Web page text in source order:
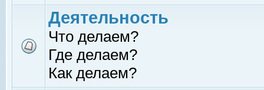
Деятельность
Что делаем?
Где делаем?
Как делаем?